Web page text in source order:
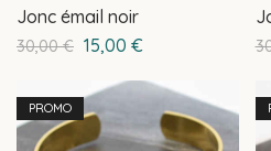
Jonc émail noir
30,00€ 15,00 €
PROMO